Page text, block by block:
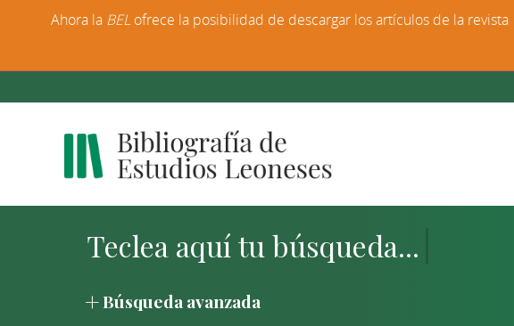
Búsqueda avanzada
Ahora la BEL ofrece la posibilidad de descargar los artículos de la revista